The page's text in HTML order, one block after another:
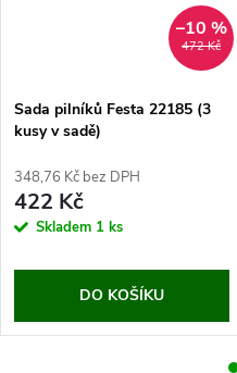
472 Kč
–10 %
Sada pilníků Festa 22185 (3
kusy v sadě)
348,76 Kč bez DPH
422 Kč
Skladem 1 ks
DO KOŠÍKU